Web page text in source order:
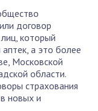
договор
который
а это более
Московской
области.
страхования
новых и